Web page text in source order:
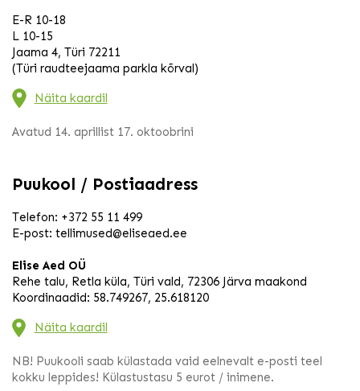
E-R 10-18
L 10-15
Jaama 4, Türi 72211
(Türi raudteejaama parkla kõrval)
Näita kaardil
Avatud 14. aprillist 17. oktoobrini
Puukool / Postiaadress
Telefon: +372 55 11 499
E-post: tellimused@eliseaed.ee
Elise Aed OÜ
Rehe talu, Retla küla, Türi vald, 72306 Järva maakond
Koordinaadid: 58.749267, 25.618120
Näita kaardil
NB! Puukooli saab külastada vaid eelnevalt e-posti teel
kokku leppides! Külastustasu 5 eurot / inimene.